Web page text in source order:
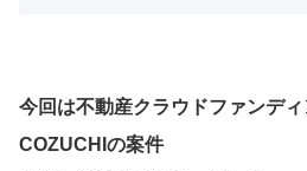
今回は不動産クラウドファンデ
COZUCHIの案件